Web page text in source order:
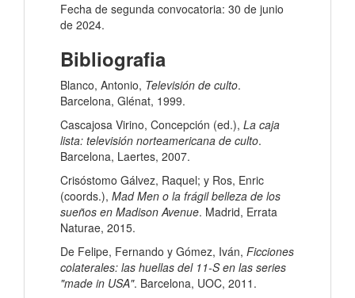
Fecha de segunda convocatoria: 30 de junio
de 2024.
Bibliografia
Blanco, Antonio, Televisión de culto.
Barcelona, Glénat, 1999.
Cascajosa Virino, Concepción (ed.), La caja
lista: televisión norteamericana de culto.
Barcelona, Laertes, 2007.
Crisóstomo Gálvez, Raquel; y Ros, Enric
(coords.), Mad Men o la frágil belleza de los
sueños en Madison Avenue. Madrid, Errata
Naturae, 2015.
De Felipe, Fernando y Gómez, Iván, Ficciones
colaterales: las huellas del 11-S en las series
"made in USA". Barcelona, UOC, 2011.